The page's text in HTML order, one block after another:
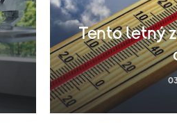
Tento letný